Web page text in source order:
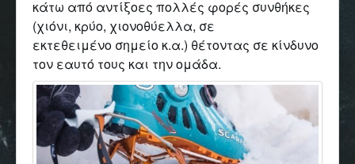
κάτω από αντίξοες πολλές φορές συνθήκες
(χιόνι, κρύο, χιονοθύελλα, σε
εκτεθειμένο σημείο κ.α.) θέτοντας σε κίνδυνο
τον εαυτό τους και την ομάδα.